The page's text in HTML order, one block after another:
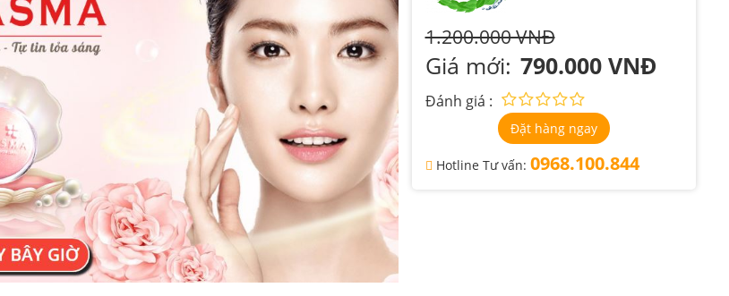
1.200.000 VNĐ
Giá mới: 790.000 VNĐ
Đánh giá :
Đặt hàng ngay
Hotline Tư vấn: 0968.100.844